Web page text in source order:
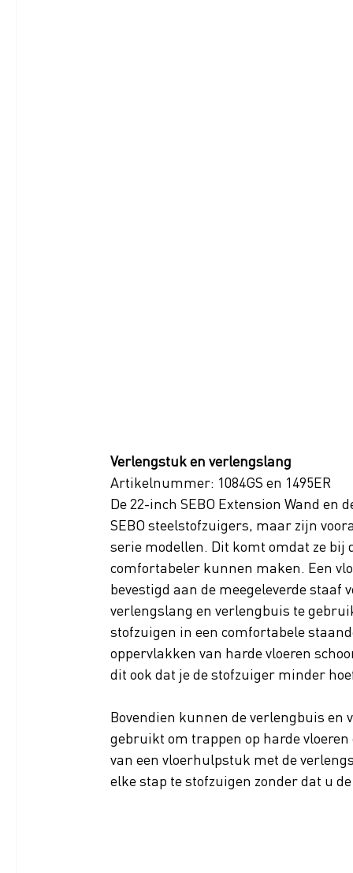
Verlengstuk en verlengslang
Artikelnummer: 1084GS en 1495ER
De 22-inch SEBO Extension Wand en
SEBO steelstofzuigers, maar zijn
serie modellen. Dit komt omdat ze
comfortabeler kunnen maken. Een
bevestigd aan de meegeleverde staaf
verlengslang en verlengbuis te
stofzuigen in een comfortabele
oppervlakken van harde vloeren
dit ook dat je de stofzuiger minder
Bovendien kunnen de verlengbuis en
gebruikt om trappen op harde
van een vloerhulpstuk met de
elke stap te stofzuigen zonder dat u